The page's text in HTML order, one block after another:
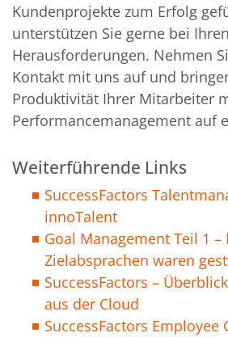
Kundenprojekte zum Erfolg
unterstützen Sie gerne bei Ihren
Herausforderungen. Nehmen
Kontakt mit uns auf und
Produktivität Ihrer Mitarbeiter
Performancemanagement auf
Weiterführende Links
SuccessFactors
innoTalent
Goal Management Teil 1
Zielabsprachen waren
SuccessFactors –
aus der Cloud
SuccessFactors Employee